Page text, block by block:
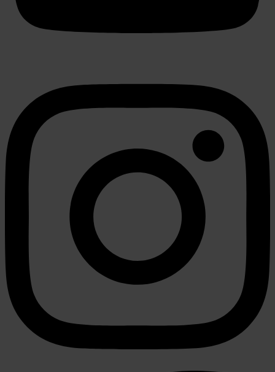
partners kunnen deze gegevens combineren met andere
informatie die u aan ze heeft verstrekt of die ze hebben